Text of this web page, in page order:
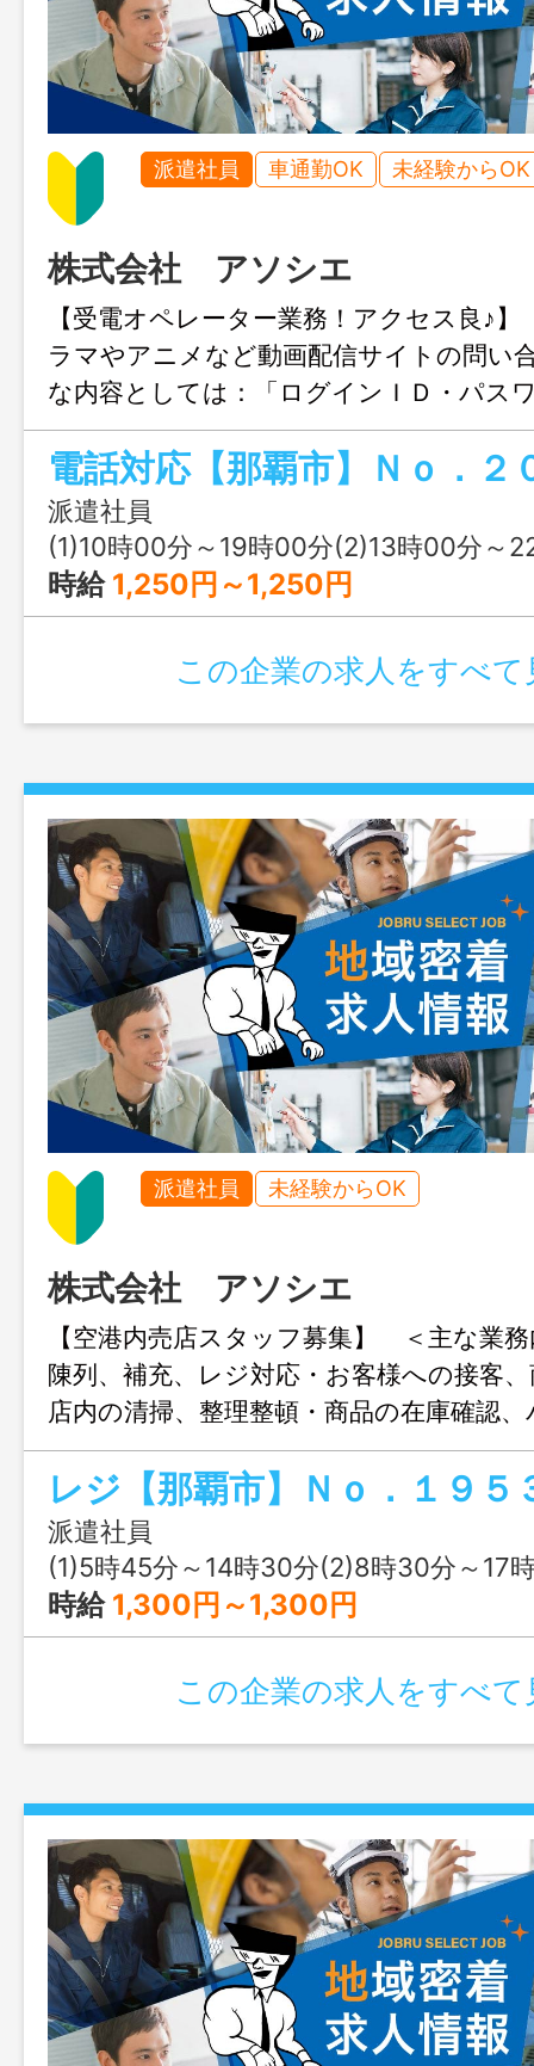
派遣社員 車通勤OK 未経験からOK
株式会社 アソシエ
【受電オペレーター業務！アクセス良♪
ラマやアニメなど動画配信サイトの問
な内容としては：「ログインＩＤ・パス
した」「〇〇（ドラマやアニメ等のタイ
信されますか？」「契約／解約したいの
な手続きですか？」などのお問い合わせ
ート対応です。 ■業務２：お花屋さんの
※業務１・２は兼任です ★研修対応・Ｆ
かりある為、未経験者でもオフィスワー
です♪もちろん経験者も歓迎！遅番固定で
す。 変更範囲：無し
派遣社員
(1)10時00分～19時00分(2)13時00分～
時給 1,250円～1,250円
この企業の求人をすべて
派遣社員 未経験からOK
株式会社 アソシエ
【空港内売店スタッフ募集】 ＜主な業
陳列、補充、レジ対応・お客様への接客
店内の清掃、整理整頓・商品の在庫確認
業・簡単なラッピングやお土産袋の対応
験は不要です。接客が好きな方、人と話
ら、すぐに活躍できます！業務は先輩ス
教えてくれるので、初バイトの方やブラ
も安心してスタートできます。 変更
派遣社員
(1)5時45分～14時30分(2)8時30分～17時15分
時給 1,300円～1,300円
この企業の求人をすべて